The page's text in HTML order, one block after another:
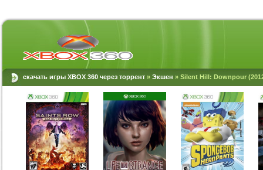
скачать игры XBOX 360 через торрент » Экшен » Silent Hill: Downpour